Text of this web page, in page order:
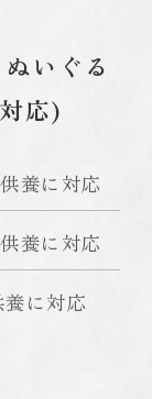
いぐる
応)
養に対応
養に対応
に対応